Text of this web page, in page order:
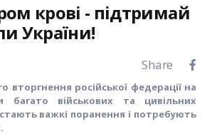
крові - підтримай
України!
Share
вторгнення російської федерації на
багато військових та цивільних
важкі поранення і потребують